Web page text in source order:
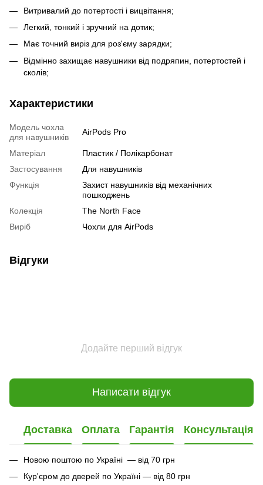
Витривалий до потертості і вицвітання;
Легкий, тонкий і зручний на дотик;
Має точний виріз для роз'єму зарядки;
Відмінно захищає навушники від подряпин, потертостей і
сколів;
Характеристики
Модель чохла
для навушників
AirPods Pro
Матеріал
Пластик / Полікарбонат
Застосування
Для навушників
Функція
Захист навушників від механічних
пошкоджень
Колекція
The North Face
Виріб
Чохли для AirPods
Відгуки
Додайте перший відгук
Написати відгук
Доставка Оплата Гарантія Консультація
Новою поштою по Україні — від 70 грн
Кур'єром до дверей по Україні — від 80 грн